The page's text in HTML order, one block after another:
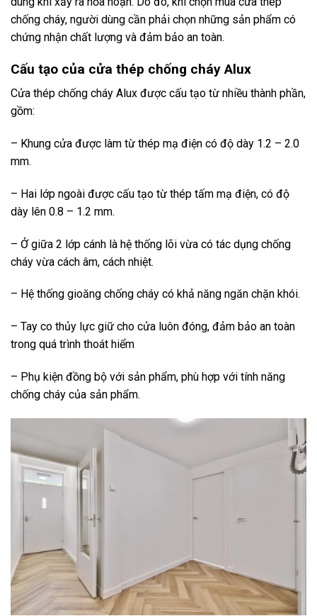
chống cháy, người dùng cần phải chọn những sản phẩm có
chứng nhận chất lượng và đảm bảo an toàn.
Cấu tạo của cửa thép chống cháy Alux
Cửa thép chống cháy Alux được cấu tạo từ nhiều thành phần,
gồm:
– Khung cửa được làm từ thép mạ điện có độ dày 1.2 – 2.0
mm.
– Hai lớp ngoài được cấu tạo từ thép tấm mạ điện, có độ
dày lên 0.8 – 1.2 mm.
– Ở giữa 2 lớp cánh là hệ thống lõi vừa có tác dụng chống
cháy vừa cách âm, cách nhiệt.
– Hệ thống gioăng chống cháy có khả năng ngăn chặn khói.
– Tay co thủy lực giữ cho cửa luôn đóng, đảm bảo an toàn
trong quá trình thoát hiểm
– Phụ kiện đồng bộ với sản phẩm, phù hợp với tính năng
chống cháy của sản phẩm.